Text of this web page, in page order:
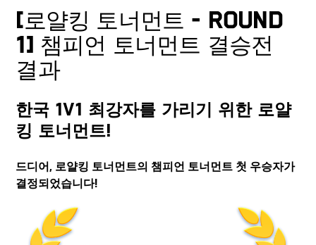
[로얄킹 토너먼트 - Round
1] 챔피언 토너먼트 결승전
결과
​한국 1v1 최강자를 가리기 위한 로얄
킹 토너먼트!
드디어, 로얄킹 토너먼트의 챔피언 토너먼트 첫 우승자가
결정되었습니다!